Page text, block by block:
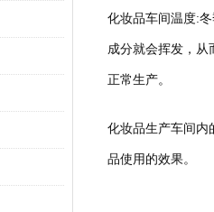
化妆品车间温度:
成分就会挥发，从
正常生产。
化妆品生产车间内
品使用的效果。